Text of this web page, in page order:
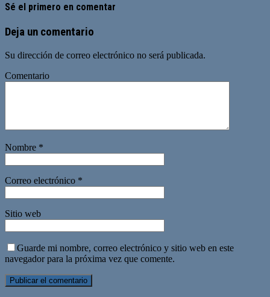
Sé el primero en comentar
Deja un comentario
Su dirección de correo electrónico no será publicada.
Comentario
Nombre *
Correo electrónico *
Sitio web
Guarde mi nombre, correo electrónico y sitio web en este
navegador para la próxima vez que comente.